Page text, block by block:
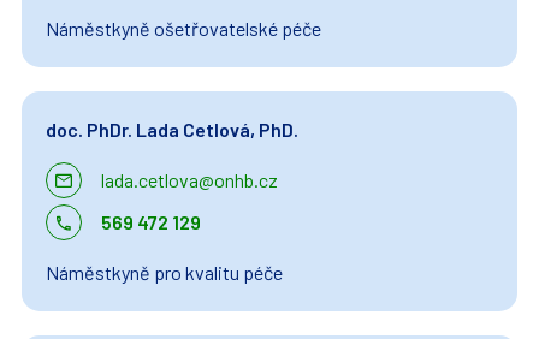
Náměstkyně ošetřovatelské péče
doc. PhDr. Lada Cetlová, PhD.
lada.cetlova@onhb.cz
569 472 129
Náměstkyně pro kvalitu péče